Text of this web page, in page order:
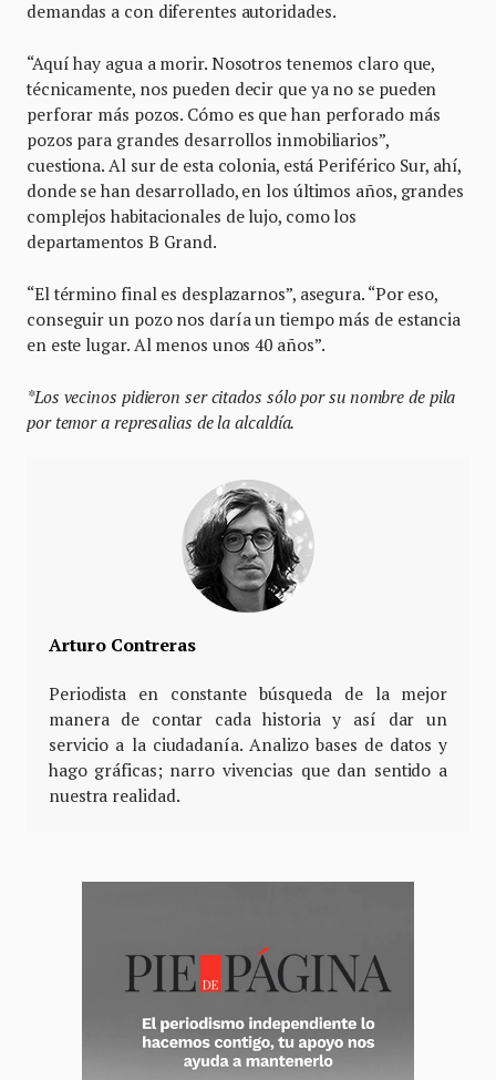
demandas a con diferentes autoridades.
“Aquí hay agua a morir. Nosotros tenemos claro que,
técnicamente, nos pueden decir que ya no se pueden
perforar más pozos. Cómo es que han perforado más
pozos para grandes desarrollos inmobiliarios”,
cuestiona. Al sur de esta colonia, está Periférico Sur, ahí,
donde se han desarrollado, en los últimos años, grandes
complejos habitacionales de lujo, como los
departamentos B Grand.
“El término final es desplazarnos”, asegura. “Por eso,
conseguir un pozo nos daría un tiempo más de estancia
en este lugar. Al menos unos 40 años”.
*Los vecinos pidieron ser citados sólo por su nombre de pila
por temor a represalias de la alcaldía.
Arturo Contreras
Periodista en constante búsqueda de la mejor
manera de contar cada historia y así dar un
servicio a la ciudadanía. Analizo bases de datos y
hago gráficas; narro vivencias que dan sentido a
nuestra realidad.